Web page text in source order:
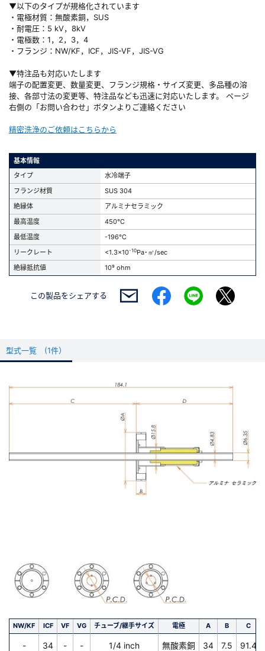
▼以下のタイプが規格化されています
・電極材質：無酸素銅，SUS
・耐電圧：5 kV，8kV
・電極数：1，2，3，4
・フランジ：NW/KF，ICF，JIS-VF，JIS-VG
▼特注品も対応いたします
端子の配置変更、数量変更、フランジ規格・サイズ変更、多品種の溶
接、各部寸法の変更等、特注品なども迅速に対応いたします。 ページ
右側の「お問い合わせ」ボタンよりご連絡ください
精密洗浄のご依頼はこちらから
基本情報
タイプ
水冷端子
フランジ材質
SUS 304
絶縁体
アルミナセラミック
最高温度
450℃
最低温度
-196℃
リークレート
<1.3x10-10Pa･㎥/sec
絶縁抵抗値
10⁹ ohm
この製品をシェアする
型式一覧 (1件）
NW/KF ICF VF VG チューブ/継手サイズ 電極 A B C
- 34 - - 1/4 inch 無酸素銅 34 7.5 91.4